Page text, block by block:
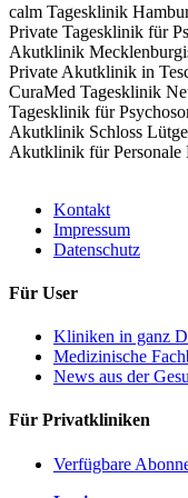
calm Tagesklinik
Private Tagesklinik für
Akutklinik
Private Akutklinik in
CuraMed Tagesklinik
Tagesklinik für
Akutklinik Schloss
Akutklinik für Personale
Kontakt
Impressum
Datenschutz
Für User
Kliniken in ganz
Medizinische
News aus der
Für Privatkliniken
Verfügbare